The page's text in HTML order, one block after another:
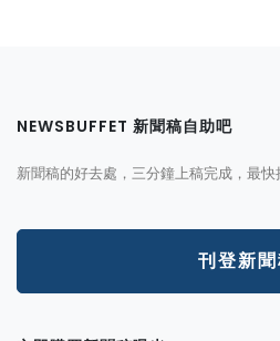
NEWSBUFFET 新聞稿自助吧
新聞稿的好去處，三分鐘上稿完成，最快
刊登新